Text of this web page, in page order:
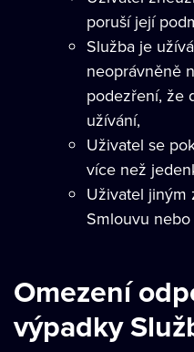
poruší její
Služba je
neoprávněně
podezření, že
užívání,
Uživatel se
více než
Uživatel jiným
Smlouvu
Omezení
výpadky